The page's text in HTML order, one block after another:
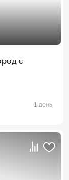
с
1 день